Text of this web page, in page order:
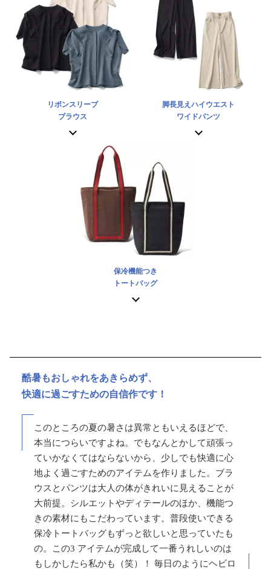
リボンスリーブ
ブラウス
脚長見えハイウエスト
ワイドパンツ
保冷機能つき
トートバッグ
酷暑もおしゃれをあきらめず、
快適に過ごすための自信作です！
このところの夏の暑さは異常ともいえるほどで、
本当につらいですよね。でもなんとかして頑張っ
ていかなくてはならないから、少しでも快適に心
地よく過ごすためのアイテムを作りました。ブラ
ウスとパンツは大人の体がきれいに見えることが
大前提。シルエットやディテールのほか、機能つ
きの素材にもこだわっています。普段使いできる
保冷トートバッグもずっと欲しいと思っていたも
の。この3 アイテムが完成して一番うれしいのは
もしかしたら私かも（笑）！ 毎日のようにヘビロ